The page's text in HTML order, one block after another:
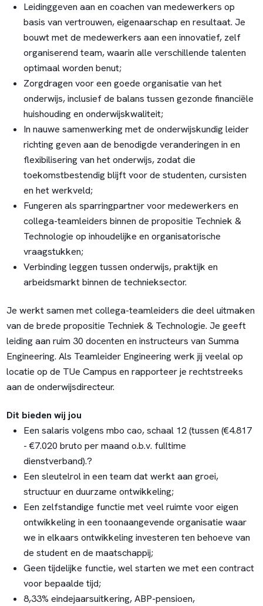
Leidinggeven aan en coachen van medewerkers op
basis van vertrouwen, eigenaarschap en resultaat. Je
bouwt met de medewerkers aan een innovatief, zelf
organiserend team, waarin alle verschillende talenten
optimaal worden benut;
Zorgdragen voor een goede organisatie van het
onderwijs, inclusief de balans tussen gezonde financiële
huishouding en onderwijskwaliteit;
In nauwe samenwerking met de onderwijskundig leider
richting geven aan de benodigde veranderingen in en
flexibilisering van het onderwijs, zodat die
toekomstbestendig blijft voor de studenten, cursisten
en het werkveld;
Fungeren als sparringpartner voor medewerkers en
collega-teamleiders binnen de propositie Techniek &
Technologie op inhoudelijke en organisatorische
vraagstukken;
Verbinding leggen tussen onderwijs, praktijk en
arbeidsmarkt binnen de technieksector.
Je werkt samen met collega-teamleiders die deel uitmaken
van de brede propositie Techniek & Technologie. Je geeft
leiding aan ruim 30 docenten en instructeurs van Summa
Engineering. Als Teamleider Engineering werk jij veelal op
locatie op de TUe Campus en rapporteer je rechtstreeks
aan de onderwijsdirecteur.
Dit bieden wij jou
Een salaris volgens mbo cao, schaal 12 (tussen (€4.817
- €7.020 bruto per maand o.b.v. fulltime
dienstverband).?
Een sleutelrol in een team dat werkt aan groei,
structuur en duurzame ontwikkeling;
Een zelfstandige functie met veel ruimte voor eigen
ontwikkeling in een toonaangevende organisatie waar
we in elkaars ontwikkeling investeren ten behoeve van
de student en de maatschappij;
Geen tijdelijke functie, wel starten we met een contract
voor bepaalde tijd;
8,33% eindejaarsuitkering, ABP-pensioen,